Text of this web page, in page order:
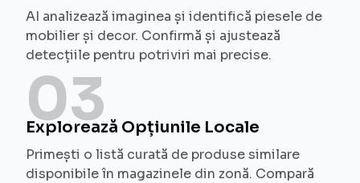
AI analizează imaginea și identifică piesele de
mobilier și decor. Confirmă și ajustează
detecțiile pentru potriviri mai precise.
03
Explorează Opțiunile Locale
Primești o listă curată de produse similare
disponibile în magazinele din zonă. Compară